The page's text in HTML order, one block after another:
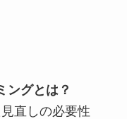
ングとは？
直しの必要性